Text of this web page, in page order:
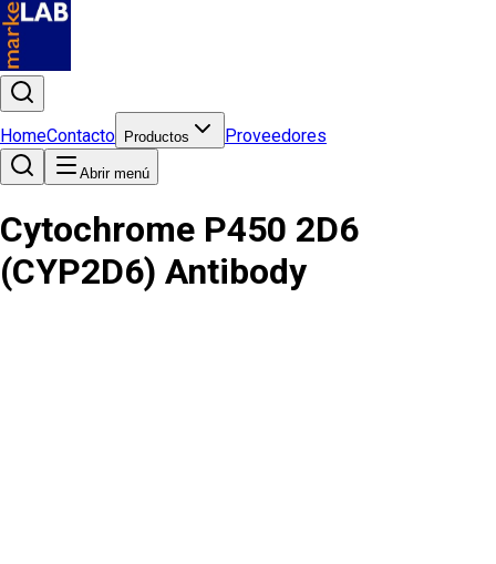
HomeContacto Productos Proveedores
Abrir menú
Cytochrome P450 2D6
(CYP2D6) Antibody